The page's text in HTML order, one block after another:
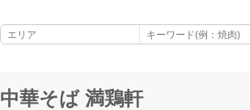
中華そば 満鶏軒